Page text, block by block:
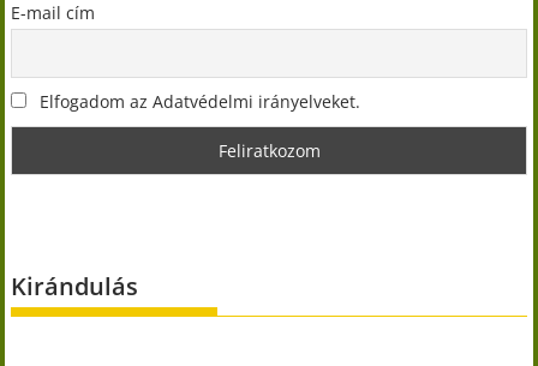
E-mail cím
Elfogadom az Adatvédelmi irányelveket.
Kirándulás